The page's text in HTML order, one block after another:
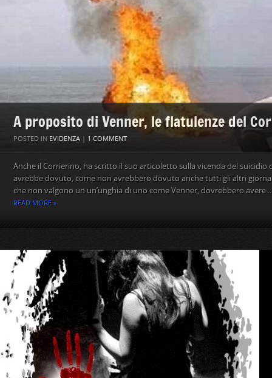
A proposito di Venner, le flatulenze del
POSTED IN EVIDENZA | 1 COMMENT
Anche il Corrierino, ha scritto il suo articoletto sulla vicenda del suicidio
avrebbe dovuto, come non avrebbero dovuto anche tutti gli altri
che non valgono un un’unghia di uno come Venner, dovrebbero avere...
READ MORE »